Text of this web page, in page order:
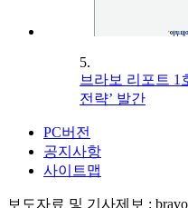
5.
브라보 리포트 1
전략’ 발간
PC버전
공지사항
사이트맵
보도자료 및 기사제보 :